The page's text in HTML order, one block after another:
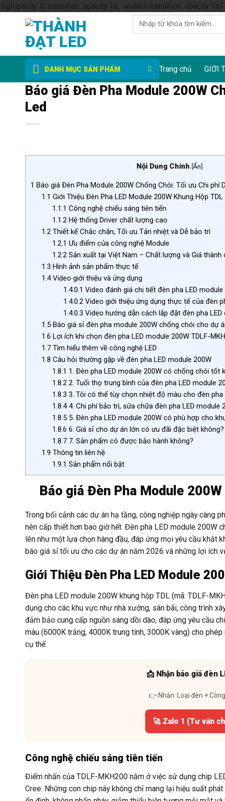
.bg{opacity: 0; transition: opacity 1s; -webkit-transition: opacity
Tìm
kiếm:
DANH MỤC SẢN PHẨM Trang chủ GIỚI
Báo giá Đèn Pha Module 200W
Led
Nội Dung Chính [Ẩn]
1 Báo giá Đèn Pha Module 200W Chống Chói: Tối ưu Chi phí
1.1 Giới Thiệu Đèn Pha LED Module 200W Khung Hộp
1.1.1 Công nghệ chiếu sáng tiên tiến
1.1.2 Hệ thống Driver chất lượng cao
1.2Thiết kế Chắc chắn, Tối ưu Tản nhiệt và Dễ bảo trì
1.2.1 Ưu điểm của công nghệ Module
1.2.2 Sản xuất tại Việt Nam – Chất lượng và Giá thành
1.3 Hình ảnh sản phẩm thực tế
1.4Video giới thiệu và ứng dụng
1.4.0.1 Video đánh giá chi tiết đèn pha LED module
1.4.0.2Video giới thiệu ứng dụng thực tế của đèn
1.4.0.3 Video hướng dẫn cách lắp đặt đèn pha LED
1.5Báo giá sỉ đèn pha module 200W chống chói cho dự
1.6 Lợi ích khi chọn đèn pha LED module 200W TDLF-
1.7Tìm hiểu thêm về công nghệ LED
1.8 Câu hỏi thường gặp về đèn pha LED module 200W
1.8.1 1. Đèn pha LED module 200W có chống chói tốt
1.8.2 2. Tuổi thọ trung bình của đèn pha LED module
1.8.3 3. Tôi có thể tùy chọn nhiệt độ màu cho đèn pha
1.8.44. Chi phí bảo trì, sửa chữa đèn pha LED module
1.8.5 5. Đèn pha LED module 200W có phù hợp cho
1.8.6 6. Giá sỉ cho dự án lớn có ưu đãi đặc biệt không?
1.8.7 7. Sản phẩm có được bảo hành không?
1.9 Thông tin liên hệ
1.9.1 Sản phẩm nổi bật
Báo giá Đèn Pha Module
Trong bối cảnh các dự án hạ tầng, công nghiệp ngày càng
nên cấp thiết hơn bao giờ hết. Đèn pha LED module 200W
lên như một lựa chọn hàng đầu, đáp ứng mọi yêu cầu khắt
báo giá sỉ tối ưu cho các dự án năm 2026 và những lợi ích
Giới Thiệu Đèn Pha LED Module
Đèn pha LED module 200W khung hộp TDL (mã: TDLF-
dụng cho các khu vực như nhà xưởng, sân bãi, công trình
đảm bảo cung cấp nguồn sáng dồi dào, đáp ứng yêu cầu
màu (6000K trắng, 4000K trung tính, 3000K vàng) cho
cụ thể.
📩 Nhận báo giá đèn
👉 Nhắn: Loại đèn +
🚀 Zalo 1 (Tư vấn
Công nghệ chiếu sáng tiên tiến
Điểm nhấn của TDLF-MKH200 nằm ở việc sử dụng chip
Cree. Những con chip này không chỉ mang lại hiệu suất